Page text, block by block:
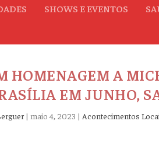
SHOWS E EVENTOS
HOMENAGEM A
EM JUNHO,
| maio 4, 2023 | Acontecimentos